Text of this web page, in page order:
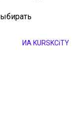
ИА KURSKCiTY